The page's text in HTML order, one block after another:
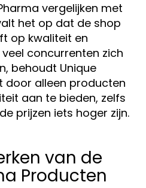
vergelijken met
het op dat de shop
op kwaliteit en
concurrenten zich
behoudt Unique
door alleen producten
aan te bieden, zelfs
prijzen iets hoger zijn.
van de
Producten